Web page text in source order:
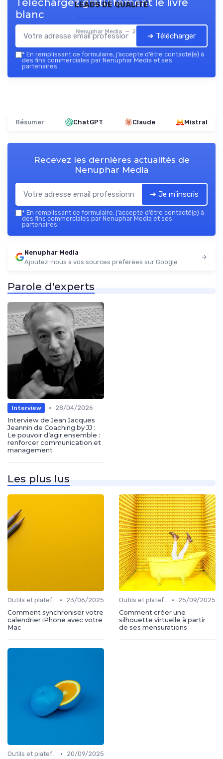
leads de qualité
Nenuphar Media — 2026
Téléchargez gratuitement le livre
blanc
➔ Télécharger
* En remplissant ce formulaire, j’accepte d’être contacté(e) à
des fins commerciales par Nenuphar Media et ses
partenaires.
Résumer ChatGPT Claude Mistral
Recevez les dernières actualités de
Nenuphar Media
➔ Je m'inscris
* En remplissant ce formulaire, j’accepte d’être contacté(e) à
des fins commerciales par Nenuphar Media et ses
partenaires.
Nenuphar Media
Ajoutez-nous à vos sources préférées sur Google
Parole d'experts
Interview •
28/04/2026
Interview de Jean Jacques
Jeannin de Coaching by JJ :
Le pouvoir d’agir ensemble :
renforcer communication et
management
Les plus lus
Outils et plateformes •
23/06/2025
Comment synchroniser votre
calendrier iPhone avec votre
Mac
Outils et plateformes •
25/09/2025
Comment créer une
silhouette virtuelle à partir
de ses mensurations
Outils et plateformes •
20/09/2025